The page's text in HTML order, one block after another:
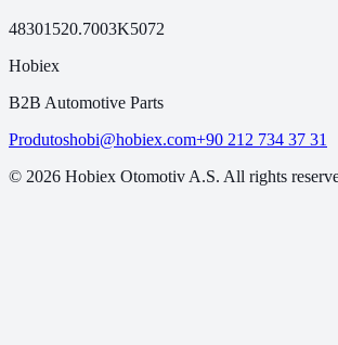
48301 520.7003K5072
Hobiex
B2B Automotive Parts
Produtoshobi@hobiex.com+90 212 734 37 31
© 2026 Hobiex Otomotiv A.S. All rights